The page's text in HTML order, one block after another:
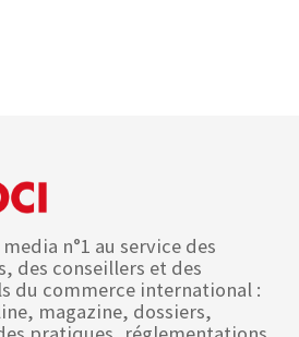
n°1 au service des
des conseillers et des
du commerce international :
magazine, dossiers,